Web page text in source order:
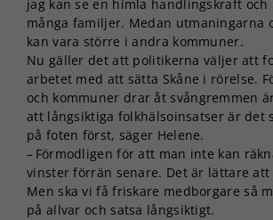
jag kan se en himla handlingskraft och
många familjer. Medan utmaningarna
kan vara större i andra kommuner.
Nu gäller det att politikerna väljer att
arbetet med att sätta Skåne i rörelse.
och kommuner drar åt svångremmen
att långsiktiga folkhälsoinsatser är det
på foten först, säger Helene.
– Förmodligen för att man inte kan
vinster förrän senare. Det är lättare att
Men ska vi få friskare medborgare så
på allvar och satsa långsiktigt.
välja
behövs
att
över
taget ska
fungera.
För att
kunna